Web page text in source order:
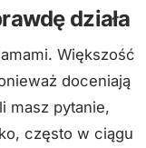
działa
Większość
doceniają
masz pytanie,
często w ciągu